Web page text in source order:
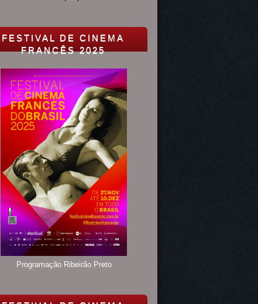
FESTIVAL DE CINEMA
FRANCÊS 2025
Programação Ribeirão Preto